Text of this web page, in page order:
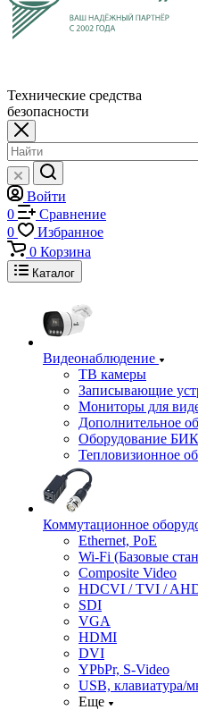
Технические средства
безопасности
Войти
0
Сравнение
0
Избранное
0 Корзина
Каталог
Видеонаблюдение
ТВ камеры
Записывающие
Мониторы для
Дополнительное
Оборудование
Тепловизионное
Коммутационное
Ethernet, PoE
Wi-Fi (Базовые
Composite Video
HDCVI / TVI /
SDI
VGA
HDMI
DVI
YPbPr, S-Video
USB, клавиатура/
Еще